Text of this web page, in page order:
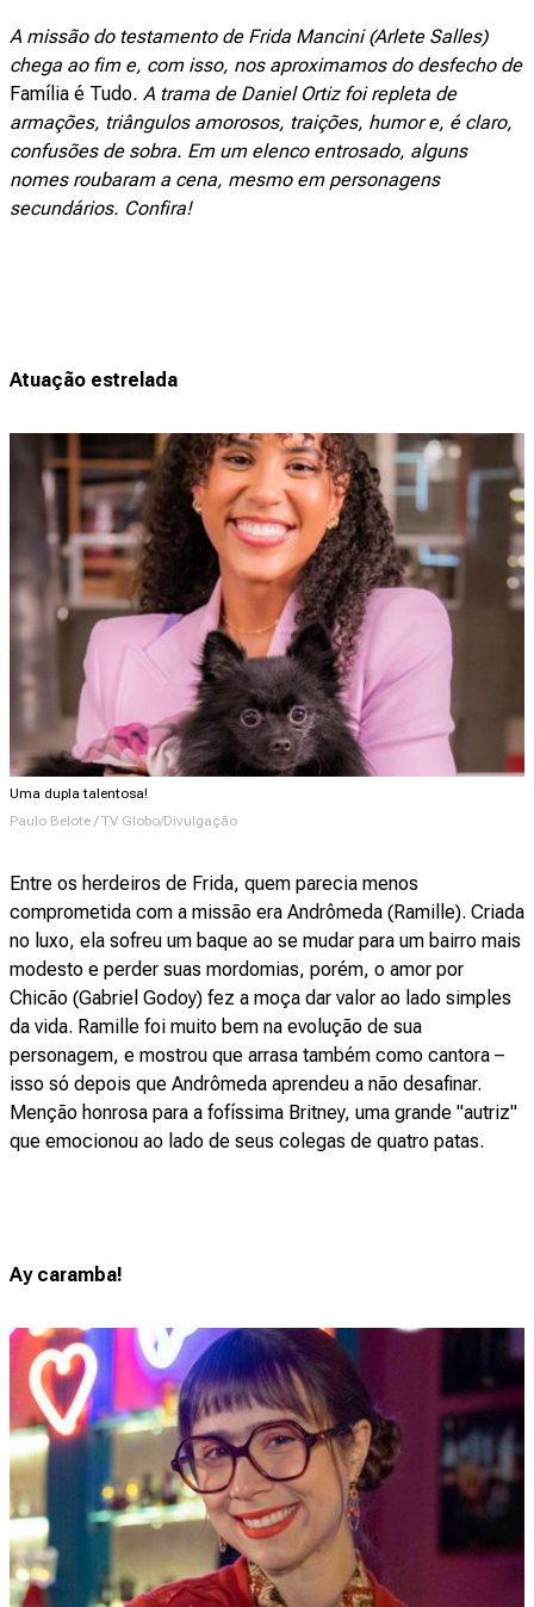
A missão do testamento de Frida Mancini (Arlete Salles)
chega ao fim e, com isso, nos aproximamos do desfecho de
Família é Tudo. A trama de Daniel Ortiz foi repleta de
armações, triângulos amorosos, traições, humor e, é claro,
confusões de sobra. Em um elenco entrosado, alguns
nomes roubaram a cena, mesmo em personagens
secundários. Confira!
Atuação estrelada
Uma dupla talentosa!
Paulo Belote / TV Globo/Divulgação
Entre os herdeiros de Frida, quem parecia menos
comprometida com a missão era Andrômeda (Ramille). Criada
no luxo, ela sofreu um baque ao se mudar para um bairro mais
modesto e perder suas mordomias, porém, o amor por
Chicão (Gabriel Godoy) fez a moça dar valor ao lado simples
da vida. Ramille foi muito bem na evolução de sua
personagem, e mostrou que arrasa também como cantora –
isso só depois que Andrômeda aprendeu a não desafinar.
Menção honrosa para a fofíssima Britney, uma grande "autriz"
que emocionou ao lado de seus colegas de quatro patas.
Ay caramba!